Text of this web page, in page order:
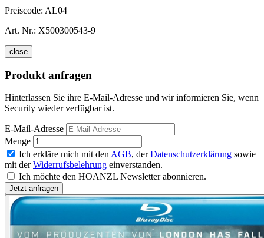
Preiscode: AL04
Art. Nr.: X500300543-9
close
Produkt anfragen
Hinterlassen Sie ihre E-Mail-Adresse und wir informieren Sie, wenn
Security wieder verfügbar ist.
E-Mail-Adresse
Menge
Ich erkläre mich mit den AGB, derDatenschutzerklärung sowie
mit derWiderrufsbelehrung einverstanden.
Ich möchte den HOANZL Newsletter abonnieren.